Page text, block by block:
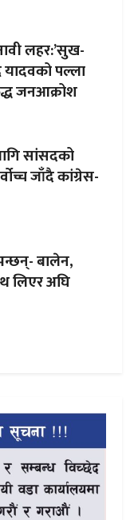
लहर:’सुख-
यादवको पल्ला
जनआक्रोश
सांसदको
जाँदै कांग्रेस-
बालेन,
लिएर अघि